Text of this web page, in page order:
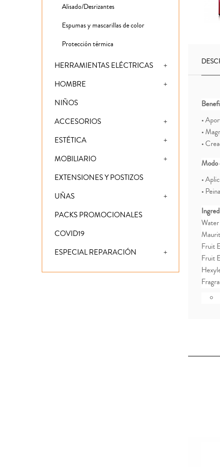
Alisado/Desrizantes
Espumas y mascarillas de color
Protección térmica
HERRAMIENTAS ELÉCTRICAS
HOMBRE
NIÑOS
ACCESORIOS
ESTÉTICA
MOBILIARIO
EXTENSIONES Y POSTIZOS
UÑAS
PACKS PROMOCIONALES
COVID19
ESPECIAL REPARACIÓN
•
•
•
Modo
•
•
Fruit
Fruit